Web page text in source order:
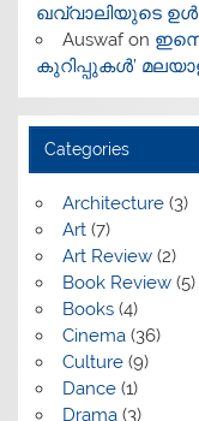
ഖവ്വാലിയുടെ
Auswafon
കുറിപ്പുകൾ’
Categories
Architecture(3)
Art(7)
Art Review(2)
Book Review(5)
Books(4)
Cinema(36)
Culture(9)
Dance(1)
Drama(3)